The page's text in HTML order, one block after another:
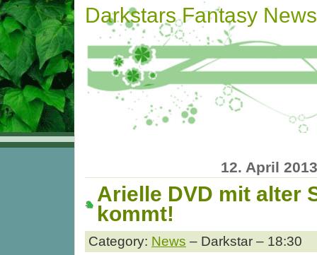
Darkstars Fantasy News
12. April 2013
Arielle DVD mit alter
kommt!
Category: News – Darkstar – 18:30